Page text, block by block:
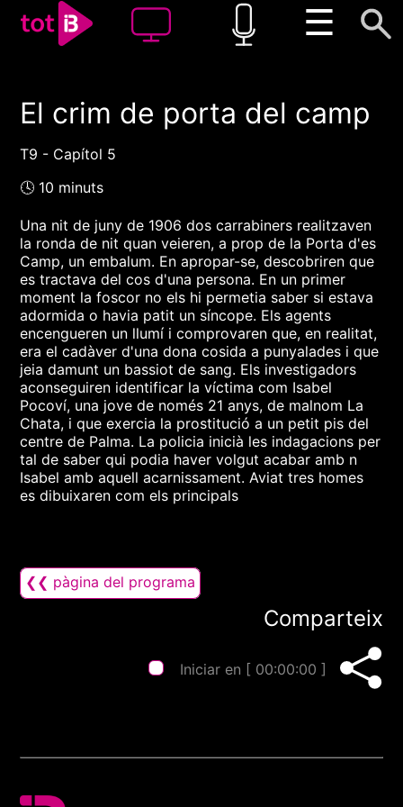
☰
00:00 00:00
El crim de porta del camp
T9 - Capítol 5
🕓 10 minuts
Una nit de juny de 1906 dos carrabiners realitzaven
la ronda de nit quan veieren, a prop de la Porta d'es
Camp, un embalum. En apropar-se, descobriren que
es tractava del cos d'una persona. En un primer
moment la foscor no els hi permetia saber si estava
adormida o havia patit un síncope. Els agents
encengueren un llumí i comprovaren que, en realitat,
era el cadàver d'una dona cosida a punyalades i que
jeia damunt un bassiot de sang. Els investigadors
aconseguiren identificar la víctima com Isabel
Pocoví, una jove de només 21 anys, de malnom La
Chata, i que exercia la prostitució a un petit pis del
centre de Palma. La policia inicià les indagacions per
tal de saber qui podia haver volgut acabar amb n
Isabel amb aquell acarnissament. Aviat tres homes
es dibuixaren com els principals
❮❮ pàgina del programa
Comparteix
Iniciar en [ 00:00:00 ]